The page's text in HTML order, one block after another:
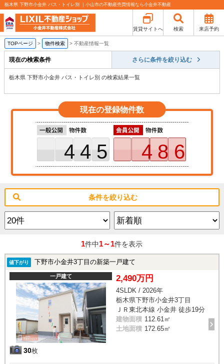
栃木県 下野市小金井 バス・トイレ別 ｜小山市の不動産売買情報なら小金井不動産
賃貸サイトへ 検索 来店予約
TOPページ > 物件検索 > 不動産情報一覧
現在の検索条件 さらに条件を絞り込む
栃木県 下野市小金井 バス・トイレ別 の検索結果一覧
現在の登録物件数
445 486
条件を絞り込む
1件中1～1件を表示
値下がり 下野市小金井3丁目の新築一戸建て
一戸建て
30枚
2,490万円
4SLDK / 2026年
栃木県下野市小金井3丁目
ＪＲ東北本線 小金井 徒歩19分
建物面積 112.61㎡
土地面積 172.65㎡